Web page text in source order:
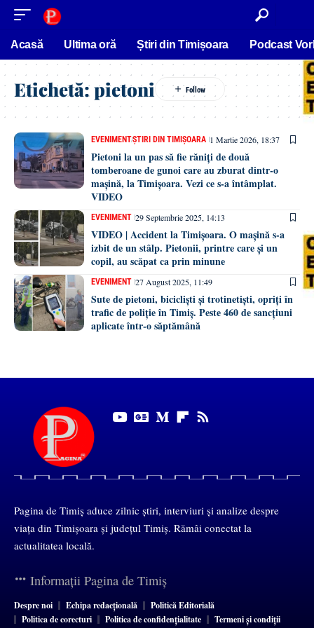
conținut
Acasă Ultima oră Știri din Timișoara Podcast
Etichetă:pietoni
EVENIMENTȘTIRI DIN TIMIȘOARA 1 Martie 2026, 18:37
Pietoni la un pas să fie răniți de două
tomberoane de gunoi care au zburat dintr-o
mașină, la Timișoara. Vezi ce s-a întâmplat.
VIDEO
EVENIMENT 29 Septembrie 2025, 14:13
VIDEO | Accident la Timișoara. O mașină s-a
izbit de un stâlp. Pietonii, printre care și un
copil, au scăpat ca prin minune
EVENIMENT 27 August 2025, 11:49
Sute de pietoni, bicicliști și trotinetiști, opriți în
trafic de poliție în Timiș. Peste 460 de sancțiuni
aplicate într-o săptămână
Pagina de Timiș aduce zilnic știri, interviuri și analize despre
viața din Timișoara și județul Timiș. Rămâi conectat la
actualitatea locală.
Informații Pagina de Timiș
Despre noi Echipa redacțională
Politică Editorială
Politica de corecturi
Politica de confidențialitate
Termeni și condiții